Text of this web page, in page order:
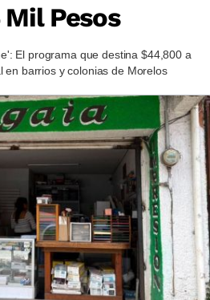
Pesos
El programa que destina $44,800 a
en barrios y colonias de Morelos